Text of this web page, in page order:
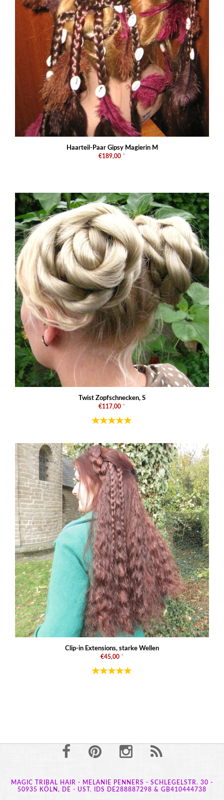
Haarteil-Paar Gipsy Magierin M
€189,00 *
Twist Zopfschnecken, S
€117,00 *
Clip-in Extensions, starke Wellen
€45,00 *
MAGIC TRIBAL HAIR - MELANIE PENNERS - SCHLEGELSTR. 30 -
50935 KÖLN, DE - UST. IDS DE288887298 & GB410444738